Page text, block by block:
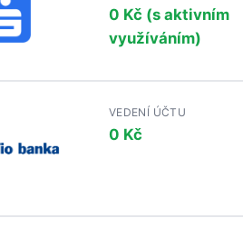
0 Kč (s aktivním
využíváním)
VEDENÍ ÚČTU
0 Kč